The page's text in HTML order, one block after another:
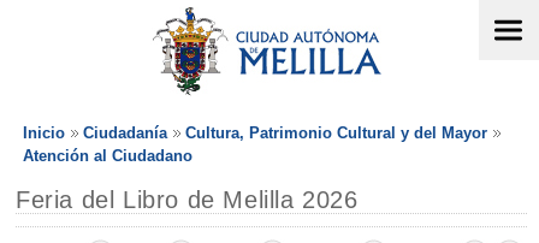
Inicio Ciudadanía
Cultura, Patrimonio Cultural y del Mayor
Atención al Ciudadano
Feria del Libro de Melilla 2026